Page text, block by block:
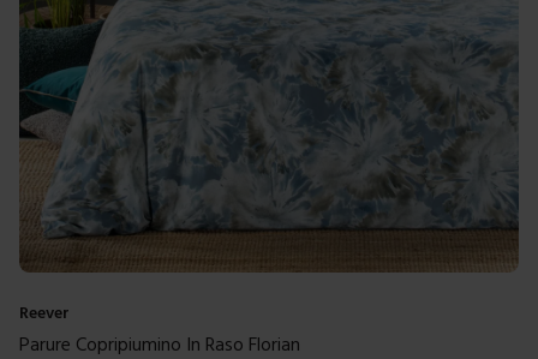
Reever
Parure Copripiumino In Raso Florian